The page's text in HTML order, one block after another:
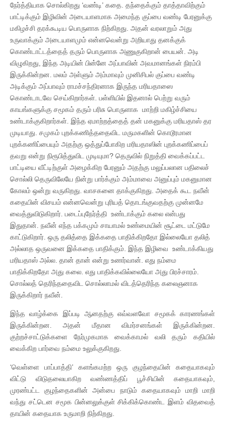
நேர்த்தியாக சொல்கிறது ‘வண்டி’ கதை. தந்தைக்கும் தாத்தாவிற்கும்
பாட்டிக்கும் இழிவின் அடையாளமாக அமைந்த குப்பை வண்டி பேரனுக்கு
மகிழச்சி தரக்கூடிய பொருளாக நிற்கிறது. அதன் வரலாறும் அது
உருவாக்கும் அடையாளமும் என்னவென்று அறியாது தனக்குக்
கொண்டாட்டத்தைத் தரும் பொருளாக அணுகுகிறான் பையன். அடி
விழுகிறது, இந்த அடியின் பின்னே அப்பாவின் அவமானங்கள் நிரம்பி
இருக்கின்றன. மலம் அள்ளும் அம்மாவும் முனிசிபல் குப்பை வண்டி
அடிக்கும் அப்பாவும் ராமச்சந்திரனாக இருந்த மரியதாஸை
கொண்டாடவே செய்கிறார்கள். பள்ளியில் இதனால் பெற்று வரும்
காயங்களுக்கு சமூகம் தரும் பரிசு பொருளாக மாற்றி மகிழ்ச்சியை
உண்டாக்குகிறார்கள். இந்த ஏமாற்றத்தைத் தன் மகனுக்கு மரியதாஸ் தர
முடியாது. சமுகம் புறக்கணித்ததைவிட மருமகளின் கொடூரமான
புறக்கணிப்பையும் அதற்கு ஒத்துப்போகிற மரியதாஸின் புறக்கணிப்பைப்
தவறு என்று நிரூபித்துவிட முடியுமா? தெருவில் நிறுத்தி வைக்கப்பட்ட
பாட்டியை வீட்டிற்குள் அழைக்கிற பேரனும் அதற்கு மலுப்பலான பதிலைச்
சொல்லி தெருவிலேயே நின்று பார்க்கும் அம்மாவை அனுப்பும் மகனுமான
கோலம் ஒன்று வருகிறது. வாசகனை தாக்குகிறது. அதைக் கூட நவீன்
கதையின் விசயம் என்னவென்று புரியத் தொடங்குவதற்கு முன்னமே
வைத்துவிடுகிறார். படைப்புநேர்த்தி உண்டாக்கும் கலை என்பது
இதுதான். நவீன் எந்த பக்கமும் சாயாமல் உண்மையின் சூட்டை மட்டுமே
காட்டுகிறார். ஒரு தலித்தை இக்கதை பாதிக்கிறதோ இல்லையோ தலித்
அல்லாத ஒருவனை இக்கதை பாதிக்கும். இந்த இழிவை உண்டாக்கியது
மரியதாஸ் அல்ல. தான் தான் என்று உணர்வான். எது நம்மை
பாதிக்கிறதோ அது கலை. எது பாதிக்கவில்லையோ அது பிரச்சாரம்.
சொல்லத் தெரிந்ததைவிட சொல்லாமல் விடத்தெரிந்த கலைஞனாக
இருக்கிறார் நவீன்.
இந்த வாழ்க்கை இப்படி ஆனதற்கு எவ்வளவோ சமூகக் காரணங்கள்
இருக்கின்றன. அதன் மீதான விமர்சனங்கள் இருக்கின்றன.
குற்றச்சாட்டுக்களை நேர்முகமாக வைக்காமல் வலி தரும் கதியில்
வைக்கிற பார்வை நம்மை உலுக்குகிறது.
‘வெள்ளை பாப்பாத்தி’ களங்கமற்ற ஒரு குழந்தையின் கதையாகவும்
விட்டு விடுதலையாகிற வண்ணத்திப் பூச்சியின் கதையாகவும்,
முரண்பட்ட குழந்தைகளின் அன்பை நாடும் கதையாகவும் மாறி மாறி
வந்து சட்டென சமூக பின்னலுக்குள் சிக்கிக்கொண்ட இளம் விதவைத்
தாயின் கதையாக உருமாறி நிற்கிறது.